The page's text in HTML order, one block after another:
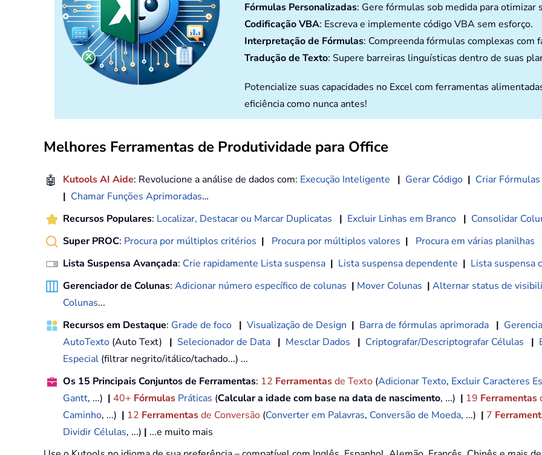
Fórmulas Personalizadas: Gere fórmulas sob medida para otimizar
Codificação VBA: Escreva e implemente código VBA sem esforço.
Interpretação de Fórmulas: Compreenda fórmulas complexas com
Tradução de Texto: Supere barreiras linguísticas dentro de suas
Potencialize suas capacidades no Excel com ferramentas
eficiência como nunca antes!
Melhores Ferramentas de Produtividade para Office
🤖 Kutools AI Aide: Revolucione a análise de dados com: Execução Inteligente | Gerar Código | Criar
| Chamar Funções Aprimoradas…
Recursos Populares: Localizar, Destacar ou Marcar Duplicatas | Excluir Linhas em Branco | Consolidar
Super PROC: Procura por múltiplos critérios | Procura por múltiplos valores | Procura em várias planilhas
Lista Suspensa Avançada: Crie rapidamente Lista suspensa | Lista suspensa dependente | Lista suspensa
Gerenciador de Colunas: Adicionar número específico de colunas | Mover Colunas | Alternar status de
Colunas...
Recursos em Destaque: Grade de foco | Visualização de Design | Barra de fórmulas aprimorada |
AutoTexto (Auto Text) | Selecionador de Data | Mesclar Dados | Criptografar/Descriptografar Células |
Especial (filtrar negrito/itálico/tachado...) ...
Os 15 Principais Conjuntos de Ferramentas: 12 Ferramentasde Texto (Adicionar Texto, Excluir Caracteres
Gantt, ...) | 40+ Fórmulas Práticas (Calcular a idade com base na data de nascimento, ...) | 19 Ferramentas
Caminho, ...) | 12 Ferramentasde Conversão (Converter em Palavras, Conversão de Moeda, ...) | 7
Dividir Células, ...) | ...e muito mais